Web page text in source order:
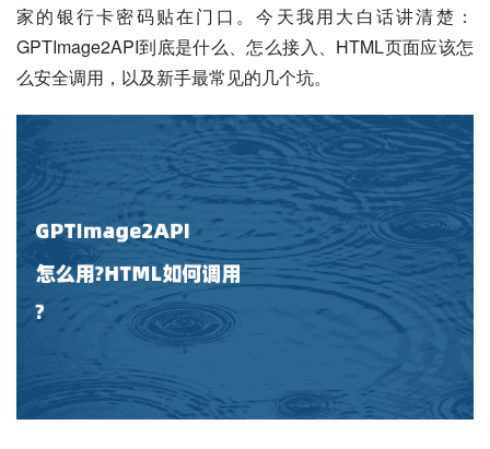
家的银行卡密码贴在门口。今天我用大白话讲清楚：
GPTImage2API到底是什么、怎么接入、HTML页面应该怎
么安全调用，以及新手最常见的几个坑。